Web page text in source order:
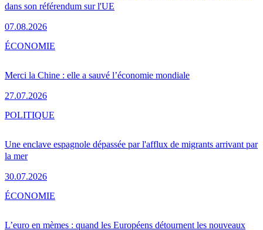
dans son référendum sur l'UE
07.08.2026
Merci la Chine : elle a sauvé l’économie mondiale
27.07.2026
ÉCONOMIE
Une enclave espagnole dépassée par l'afflux de migrants arrivant par
la mer
30.07.2026
POLITIQUE
L’euro en mèmes : quand les Européens détournent les nouveaux
ÉCONOMIE